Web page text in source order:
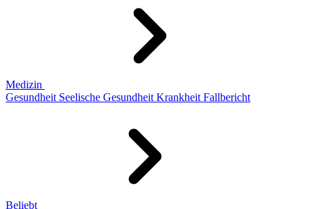
Medizin
Gesundheit Seelische Gesundheit Krankheit Fallbericht
Beliebt